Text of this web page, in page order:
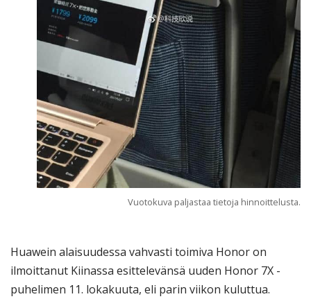
Vuotokuva paljastaa tietoja hinnoittelusta.
Huawein alaisuudessa vahvasti toimiva Honor on
ilmoittanut Kiinassa esittelevänsä uuden Honor 7X -
puhelimen 11. lokakuuta, eli parin viikon kuluttua.